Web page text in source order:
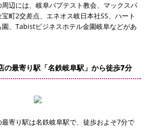
辺には、岐阜バプテスト教会、マックスバ
町2交差点、エネオス岐日本社SS、ハート
、Tabistビジネスホテル金園岐阜などがあ
の最寄り駅「名鉄岐阜駅」から徒歩7分
寄り駅は名鉄岐阜駅で、徒歩およそ7分で